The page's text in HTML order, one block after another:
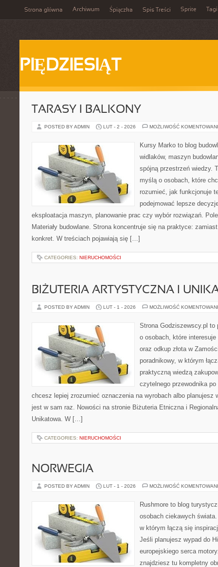
Strona główna Archiwum Śpiączka Spis Treści Sprite Tagi
PIĘDZIESIĄT
TARASY I BALKONY
POSTED BY ADMIN LUT - 2 - 2026 MOŻLIWOŚĆ
Kursy Marko to blog
widlaków, maszyn
spójną przestrzeń wiedzy.
myślą o osobach, które
rozumieć, jak funkcjonuje
podejmować lepsze
eksploatacja maszyn, planowanie prac czy wybór rozwiązań.
Materiały budowlane. Strona koncentruje się na praktyce:
konkret. W treściach pojawiają się […]
CATEGORIES: NIERUCHOMOŚCI
BIŻUTERIA ARTYSTYCZNA I
POSTED BY ADMIN LUT - 1 - 2026 MOŻLIWOŚĆ
Strona Godziszewscy.pl
o osobach, które
oraz odkup złota w
poradnikowy, w którym
praktyczną wiedzą
czytelnego przewodnika
chcesz lepiej zrozumieć oznaczenia na wyrobach albo planujesz
jest w sam raz. Nowości na stronie Biżuteria Etniczna i
Unikatowa. W […]
CATEGORIES: NIERUCHOMOŚCI
NORWEGIA
POSTED BY ADMIN LUT - 1 - 2026 MOŻLIWOŚĆ
Rushmore to blog
osobach ciekawych
w którym łączą się
Jeśli planujesz wypad do
europejskiego serca
znajdziesz tu kompletny